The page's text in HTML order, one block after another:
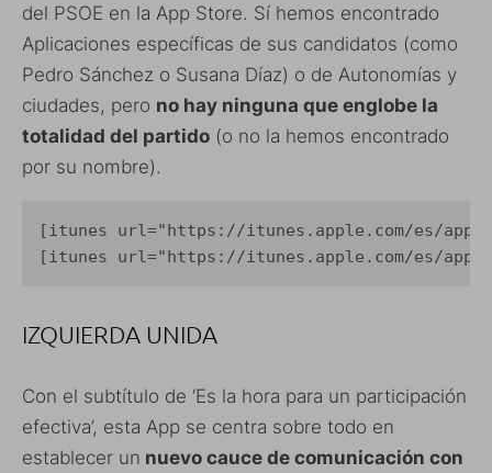
del PSOE en la App Store. Sí hemos encontrado
Aplicaciones específicas de sus candidatos (como
Pedro Sánchez o Susana Díaz) o de Autonomías y
ciudades, pero no hay ninguna que englobe la
totalidad del partido (o no la hemos encontrado
por su nombre).
[itunes url="https://itunes.apple.com/es/app/
[itunes url="https://itunes.apple.com/es/app/
IZQUIERDA UNIDA
Con el subtítulo de ‘Es la hora para un participación
efectiva’, esta App se centra sobre todo en
establecer un nuevo cauce de comunicación con